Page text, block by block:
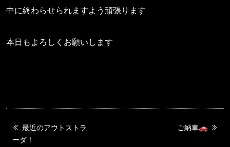
中に終わらせられますよう頑張ります
本日もよろしくお願いします
最近のアウトストラ
ーダ！
ご納車🚗